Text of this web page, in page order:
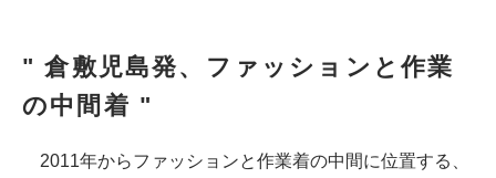
" 倉敷児島発、ファッションと作業
の中間着 "
2011年からファッションと作業着の中間に位置する、